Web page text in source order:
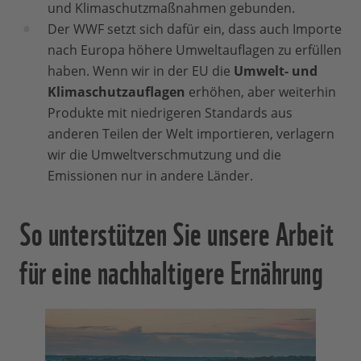
und Klimaschutzmaßnahmen gebunden.
Der WWF setzt sich dafür ein, dass auch Importe
nach Europa höhere Umweltauflagen zu erfüllen
haben. Wenn wir in der EU die Umwelt- und
Klimaschutzauflagen erhöhen, aber weiterhin
Produkte mit niedrigeren Standards aus
anderen Teilen der Welt importieren, verlagern
wir die Umweltverschmutzung und die
Emissionen nur in andere Länder.
So unterstützen Sie unsere Arbeit
für eine nachhaltigere Ernährung